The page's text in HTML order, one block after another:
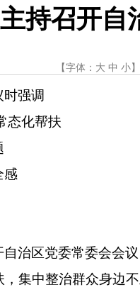
持召开自
【字体： 大 中 小】
强调
态化帮扶
感
治区党委常委会会
集中整治群众身边